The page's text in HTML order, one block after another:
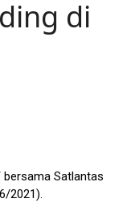
di
bersama Satlantas
2021).